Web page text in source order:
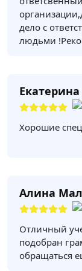
дело с
людьми
Екатерина
Хорошие
Алина
Отличный
подобран
обращаться